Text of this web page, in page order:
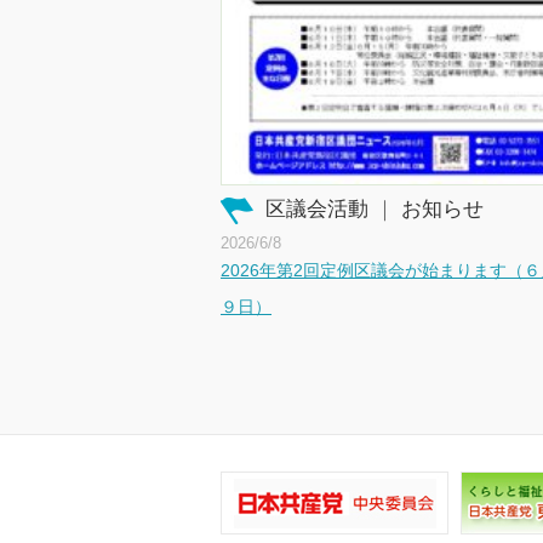
区議会活動 お知らせ
2026/6/8
2026年第2回定例区議会が始まります（
９日）